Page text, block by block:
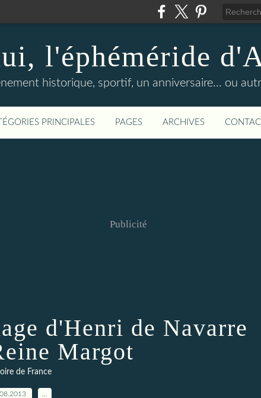
l'éphéméride
historique, sportif, un anniversaire... ou
PRINCIPALES PAGES ARCHIVES
Publicité
d'Henri de Navarre
Margot
de France